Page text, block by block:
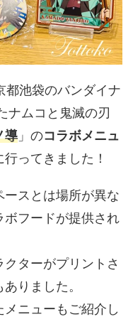
池袋のバンダイナ
ナムコと鬼滅の刃
導 」のコラボメニュ
行ってきました！
スとは場所が異な
ボフードが提供され
ターがプリントさ
りました。
ニューもご紹介し